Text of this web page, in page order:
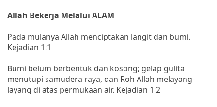
Allah Bekerja Melalui ALAM
Pada mulanya Allah menciptakan langit dan bumi.
Kejadian 1:1
Bumi belum berbentuk dan kosong; gelap gulita
menutupi samudera raya, dan Roh Allah melayang-
layang di atas permukaan air. Kejadian 1:2